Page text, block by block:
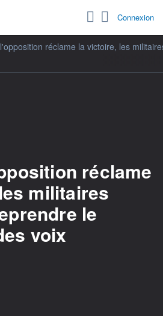
Connexion
réclame la victoire, les
réclame
militaires
le
voix